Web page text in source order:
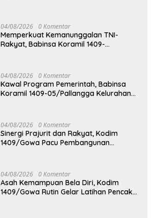
04/08/2026 0 Komentar
Memperkuat Kemanunggalan TNI-
Rakyat, Babinsa Koramil 1409-
04/08/2026 0 Komentar
Kawal Program Pemerintah, Babinsa
Koramil 1409-05/Pallangga Kelurahan
04/08/2026 0 Komentar
Sinergi Prajurit dan Rakyat, Kodim
1409/Gowa Pacu Pembangunan
04/08/2026 0 Komentar
Asah Kemampuan Bela Diri, Kodim
1409/Gowa Rutin Gelar Latihan Pencak